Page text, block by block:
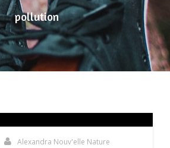
pollution
Alexandra Nouv'elle Nature